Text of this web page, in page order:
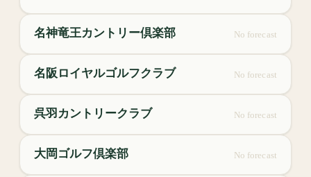
名神竜王カントリー倶楽部 No forecast
名阪ロイヤルゴルフクラブ No forecast
呉羽カントリークラブ No forecast
大岡ゴルフ倶楽部 No forecast